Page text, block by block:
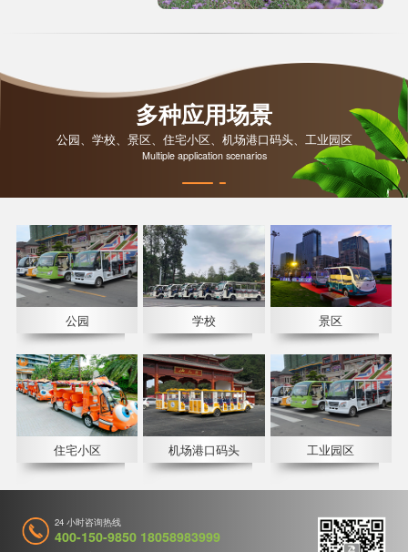
多种应用场景
公园、学校、景区、住宅小区、机场港口码头、工业园区
Multiple application scenarios
公园 学校 景区
住宅小区 机场港口码头 工业园区
24 小时咨询热线
400-150-9850 18058983999